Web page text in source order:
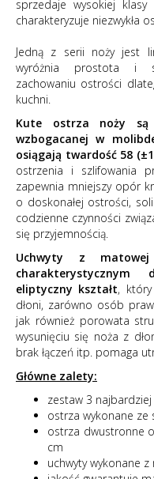
sprzedaje wysokiej
charakteryzuje niezwykła
Jedną z serii noży jest
wyróżnia prostota i
zachowaniu ostrości
kuchni.
Kute ostrza noży są
wzbogacanej w
osiągają twardość 58
ostrzenia i szlifowania
zapewnia mniejszy opór
o doskonałej ostrości,
codzienne czynności
się przyjemnością.
Uchwyty z
charakterystycznym
eliptyczny kształt,
dłoni, zarówno osób
jak również porowata
wysunięciu się noża z
brak łączeń itp. pomaga
Główne zalety:
zestaw 3
ostrza wykonane ze
ostrza dwustronne
cm
uchwyty wykonane